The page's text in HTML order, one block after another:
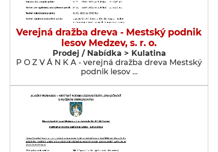
Verejná dražba dreva - Mestský podnik
lesov Medzev, s. r. o.
Prodej / Nabídka > Kulatina
P O Z V Á N K A - verejná dražba dreva Mestský
podnik lesov …